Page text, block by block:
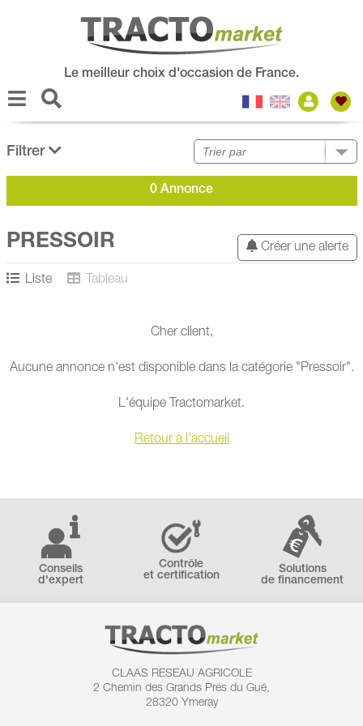
Le meilleur choix d'occasion de France.
Filtrer
0 Annonce
Créer une alerte
PRESSOIR
Liste Tableau
Cher client,
Aucune annonce n'est disponible dans la catégorie "Pressoir".
L'équipe Tractomarket.
Retour à l'accueil
Conseils
d'expert
Contrôle
et certification
Solutions
de financement
CLAAS RESEAU AGRICOLE
2 Chemin des Grands Prés du Gué,
28320 Ymeray